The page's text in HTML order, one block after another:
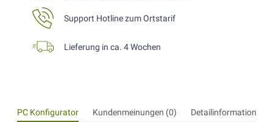
Support Hotline zum Ortstarif
Lieferung in ca. 4 Wochen
PC Konfigurator Kundenmeinungen (0) Detailinformationen